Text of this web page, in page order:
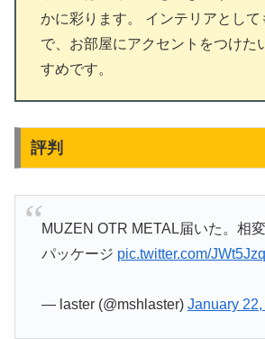
かに彩ります。 インテリアとし
で、お部屋にアクセントをつけた
すめです。
評判
MUZEN OTR METAL届いた。相
パッケージ pic.twitter.com/
— laster (@mshlaster) January